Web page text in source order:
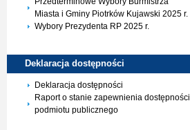
Miasta i Gminy Piotrków Kujawski 2025 r.
Wybory Prezydenta RP 2025 r.
Deklaracja dostępności
Deklaracja dostępności
Raport o stanie zapewnienia dostępności
podmiotu publicznego